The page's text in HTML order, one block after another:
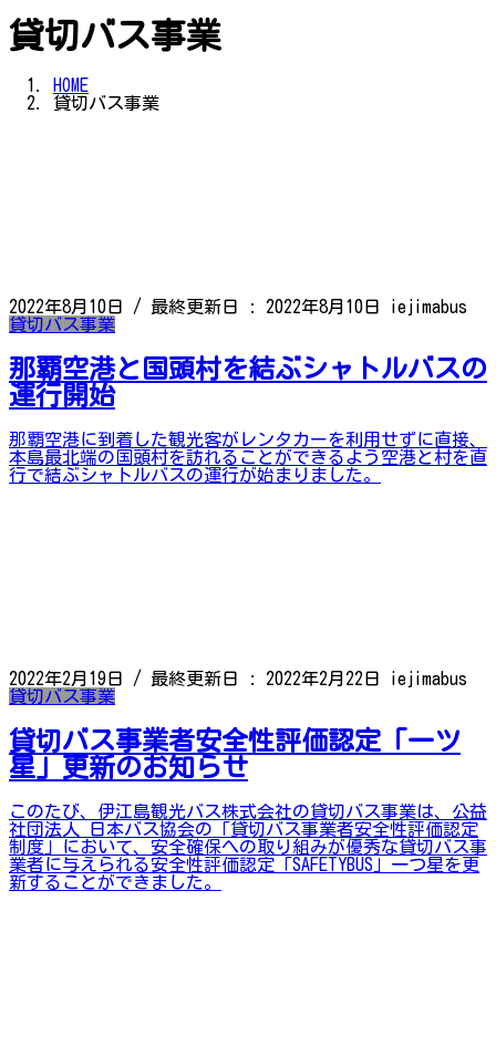
貸切バス事業
HOME
貸切バス事業
2022年8月10日 / 最終更新日 : 2022年8月10日
iejimabus
貸切バス事業
那覇空港と国頭村を結ぶシャトルバスの
運行開始
那覇空港に到着した観光客がレンタカーを利用せずに直接、
本島最北端の国頭村を訪れることができるよう空港と村を直
行で結ぶシャトルバスの運行が始まりました。
2022年2月19日 / 最終更新日 : 2022年2月22日
iejimabus
貸切バス事業
貸切バス事業者安全性評価認定「一ツ
星」更新のお知らせ
このたび、伊江島観光バス株式会社の貸切バス事業は、公益
社団法人 日本バス協会の「貸切バス事業者安全性評価認定
制度」において、安全確保への取り組みが優秀な貸切バス事
業者に与えられる安全性評価認定「SAFETYBUS」一つ星を更
新することができました。